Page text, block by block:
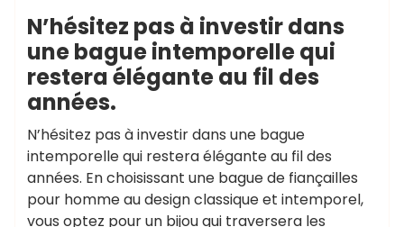
N’hésitez pas à investir dans
une bague intemporelle qui
restera élégante au fil des
années.
N’hésitez pas à investir dans une bague
intemporelle qui restera élégante au fil des
années. En choisissant une bague de fiançailles
pour homme au design classique et intemporel,
vous optez pour un bijou qui traversera les